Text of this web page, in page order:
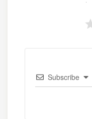
Subscribe